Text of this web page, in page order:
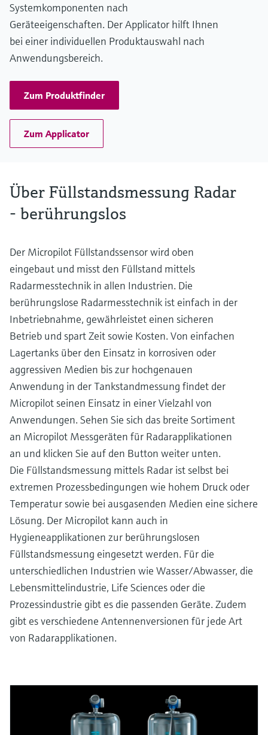
Systemkomponenten nach
Geräteeigenschaften. Der Applicator hilft Ihnen
bei einer individuellen Produktauswahl nach
Anwendungsbereich.
Zum Produktfinder
Zum Applicator
Über Füllstandsmessung Radar
- berührungslos
Der Micropilot Füllstandssensor wird oben
eingebaut und misst den Füllstand mittels
Radarmesstechnik in allen Industrien. Die
berührungslose Radarmesstechnik ist einfach in der
Inbetriebnahme, gewährleistet einen sicheren
Betrieb und spart Zeit sowie Kosten. Von einfachen
Lagertanks über den Einsatz in korrosiven oder
aggressiven Medien bis zur hochgenauen
Anwendung in der Tankstandmessung findet der
Micropilot seinen Einsatz in einer Vielzahl von
Anwendungen. Sehen Sie sich das breite Sortiment
an Micropilot Messgeräten für Radarapplikationen
an und klicken Sie auf den Button weiter unten.
Die Füllstandsmessung mittels Radar ist selbst bei
extremen Prozessbedingungen wie hohem Druck oder
Temperatur sowie bei ausgasenden Medien eine sichere
Lösung. Der Micropilot kann auch in
Hygieneapplikationen zur berührungslosen
Füllstandsmessung eingesetzt werden. Für die
unterschiedlichen Industrien wie Wasser/Abwasser, die
Lebensmittelindustrie, Life Sciences oder die
Prozessindustrie gibt es die passenden Geräte. Zudem
gibt es verschiedene Antennenversionen für jede Art
von Radarapplikationen.